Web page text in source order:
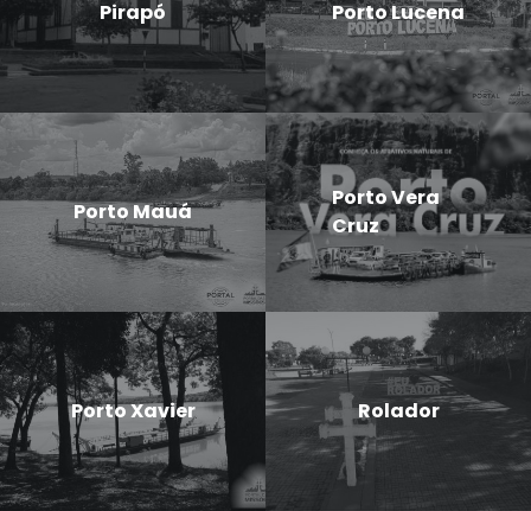
Pirapó Porto Lucena
Porto Mauá
Porto Vera
Cruz
Porto Xavier Rolador